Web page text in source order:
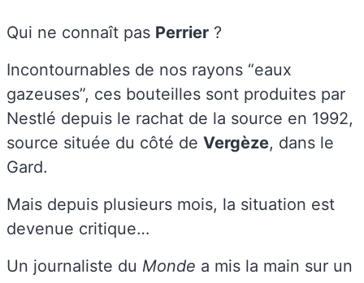
Qui ne connaît pas Perrier ?
Incontournables de nos rayons “eaux
gazeuses”, ces bouteilles sont produites par
Nestlé depuis le rachat de la source en 1992,
source située du côté de Vergèze, dans le
Gard.
Mais depuis plusieurs mois, la situation est
devenue critique…
Un journaliste du Monde a mis la main sur un